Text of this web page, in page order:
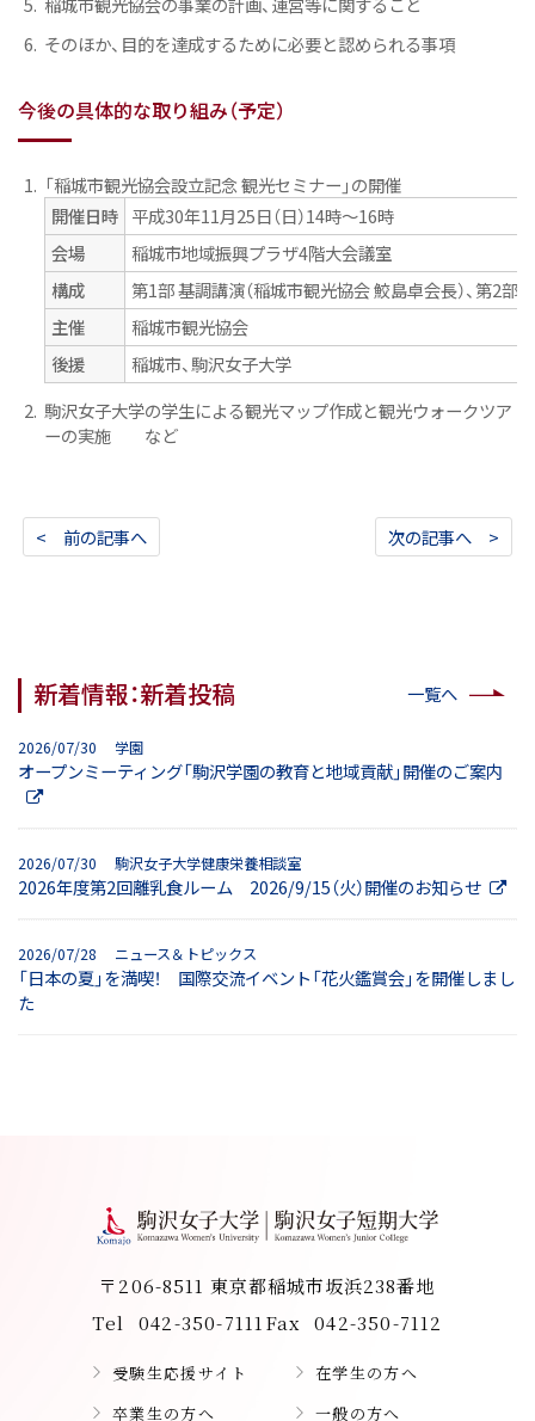
そのほか、目的を達成するために必要と認められる事項
今後の具体的な取り組み（予定）
「稲城市観光協会設立記念 観光セミナー」の開催
開催日時 平成30年11月25日（日）14時～16時
会場
稲城市地域振興プラザ4階大会議室
構成
第1部 基調講演（稲城市観光協会 鮫島卓会長）、第2部
主催
稲城市観光協会
後援
稲城市、駒沢女子大学
駒沢女子大学の学生による観光マップ作成と観光ウォークツア
ーの実施 など
< 前の記事へ 次の記事へ >
新着情報：新着投稿 一覧へ
2026/07/30 学園
オープンミーティング「駒沢学園の教育と地域貢献」開催のご案内
2026/07/30 駒沢女子大学健康栄養相談室
2026年度第2回離乳食ルーム 2026/9/15（火）開催のお知らせ
2026/07/28 ニュース＆トピックス
「日本の夏」を満喫！ 国際交流イベント「花火鑑賞会」を開催しまし
た
〒206-8511 東京都稲城市坂浜238番地
Tel
042-350-7111 Fax 042-350-7112
受験生応援サイト
在学生の方へ
卒業生の方へ
一般の方へ